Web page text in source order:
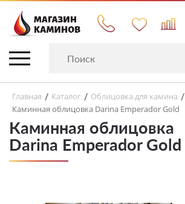
Главная / Каталог / Облицовка для камина /
Каминная облицовка Darina Emperador Gold
Каминная облицовка
Darina Emperador Gold